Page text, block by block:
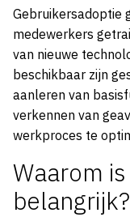
Gebruikersadoptie
medewerkers
van nieuwe
beschikbaar zijn
aanleren van
verkennen van
werkproces te
Waarom
belangrijk?